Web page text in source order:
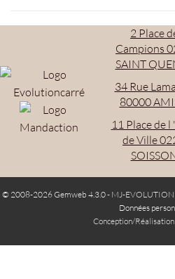
2 Place
Campions
SAINT
34 Rue
80000
11 Place de
de Ville
© 2008-2026 Gemweb 4.3.0- MJ-
Données
Conception/Réalisation